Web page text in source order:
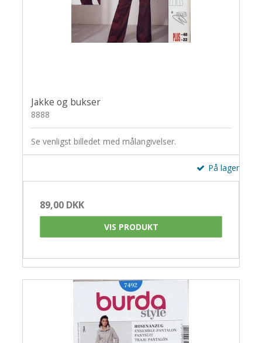
Jakke og bukser
8888
Se venligst billedet med målangivelser.
På lager
89,00 DKK
VIS PRODUKT